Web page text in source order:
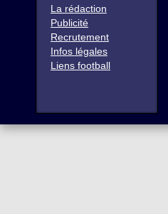
La rédaction
Publicité
Recrutement
Infos légales
Liens football